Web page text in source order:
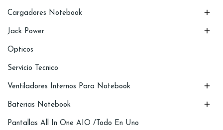
Cargadores Notebook 
Jack Power 
Opticos
Servicio Tecnico
Ventiladores Internos Para Notebook 
Baterias Notebook 
Pantallas All In One AIO /Todo En Uno